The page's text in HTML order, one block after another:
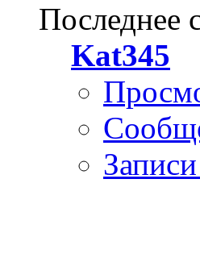
Последнее
Kat345